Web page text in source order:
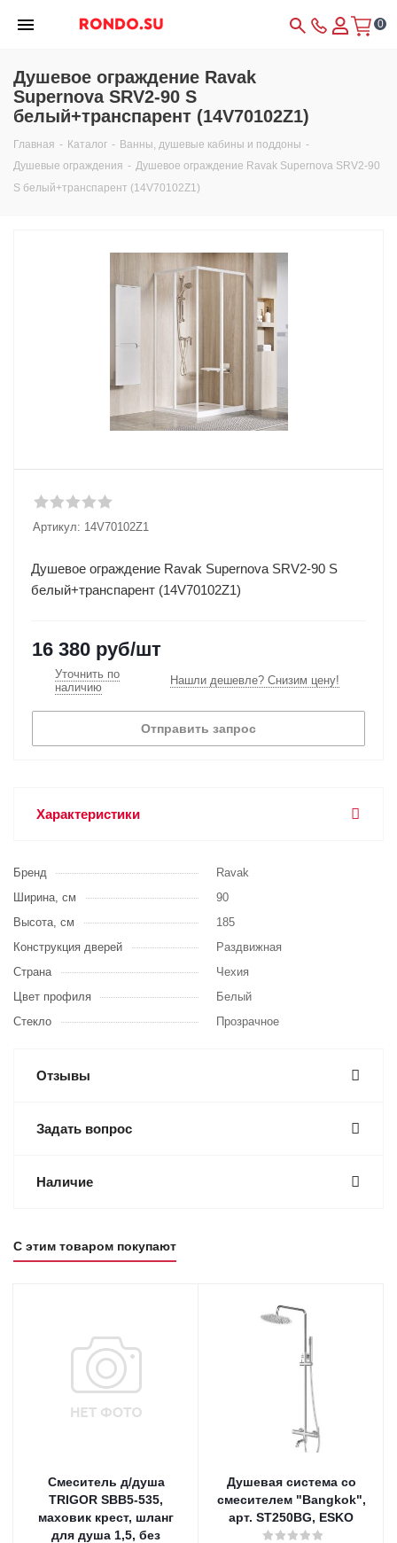
0
Душевое ограждение Ravak
Supernova SRV2-90 S
белый+транспарент (14V70102Z1)
Главная - Каталог - Ванны, душевые кабины и поддоны -
Душевые ограждения - Душевое ограждение Ravak Supernova SRV2-90
S белый+транспарент (14V70102Z1)
Артикул: 14V70102Z1
Душевое ограждение Ravak Supernova SRV2-90 S
белый+транспарент (14V70102Z1)
16 380 руб/шт
Уточнить по
наличию
Нашли дешевле? Снизим цену!
Отправить запрос
Характеристики
Бренд
Ravak
Ширина, см
90
Высота, см
185
Конструкция дверей
Раздвижная
Страна
Чехия
Цвет профиля
Белый
Стекло
Прозрачное
Отзывы
Задать вопрос
Наличие
С этим товаром покупают
Смеситель д/душа
TRIGOR SBB5-535,
маховик крест, шланг
для душа 1,5, без
Душевая система со
смесителем "Bangkok",
арт. ST250BG, ESKO